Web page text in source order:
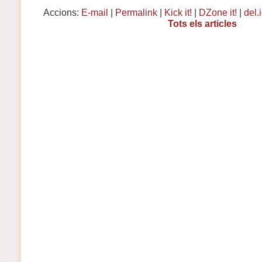
Accions: E-mail | Permalink| Kick it! | DZone it! |
Tots els articles